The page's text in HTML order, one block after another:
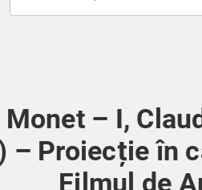
Monet – I,
– Proiecție în
Filmul de